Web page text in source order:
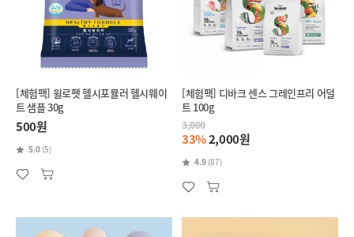
[체험팩] 윌로펫 헬시포뮬러 헬시웨이
트 샘플 30g
500원
5.0 (5)
[체험팩] 디바크 센스 그레인프리 어덜
트 100g
3,000
33%2,000원
4.9 (87)